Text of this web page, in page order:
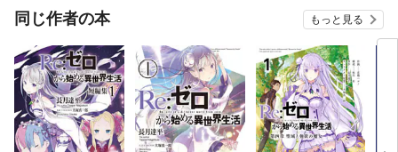
同じ作者の本 もっと見る